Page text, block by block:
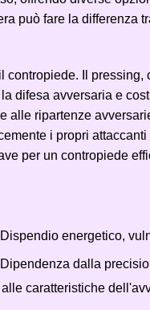
può fare la differenza
Il
difesa avversaria e
ripartenze
i propri
per un contropiede
Dispendio energetico,
Dipendenza dalla
caratteristiche